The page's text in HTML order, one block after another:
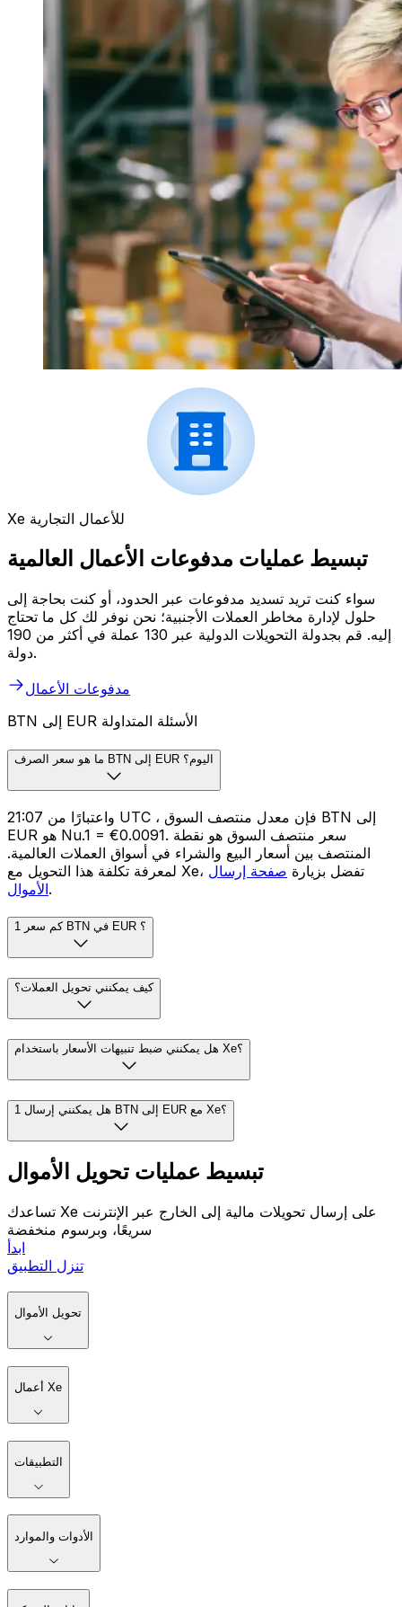
Xe للأعمال التجارية
تبسيط عمليات مدفوعات الأعمال العالمية
سواء كنت تريد تسديد مدفوعات عبر الحدود، أو كنت بحاجة إلى
حلول لإدارة مخاطر العملات الأجنبية؛ نحن نوفر لك كل ما تحتاج
إليه. قم بجدولة التحويلات الدولية عبر 130 عملة في أكثر من 190
دولة.
مدفوعات الأعمال
BTN إلى EUR الأسئلة المتداولة
ما هو سعر الصرف BTN إلى EUR اليوم؟
واعتبارًا من 21:07 UTC ، فإن معدل منتصف السوق BTN إلى
EUR هو Nu.1 = €0.0091. سعر منتصف السوق هو نقطة
المنتصف بين أسعار البيع والشراء في أسواق العملات العالمية.
لمعرفة تكلفة هذا التحويل مع Xe، تفضل بزيارة صفحة إرسال
الأموال.
كم سعر 1 BTN في EUR ؟
كيف يمكنني تحويل العملات؟
هل يمكنني ضبط تنبيهات الأسعار باستخدام Xe؟
هل يمكنني إرسال 1 BTN إلى EUR مع Xe؟
تبسيط عمليات تحويل الأموال
تساعدك Xe على إرسال تحويلات مالية إلى الخارج عبر الإنترنت
سريعًا، وبرسوم منخفضة
ابدأ
تنزل التطبيق
تحويل الأموال
أعمال Xe
التطبيقات
الأدوات والموارد